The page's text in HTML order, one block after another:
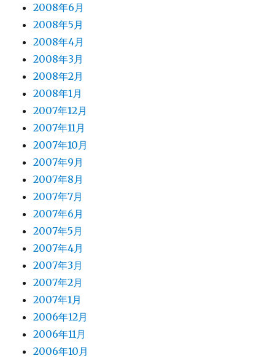
2008年6月
2008年5月
2008年4月
2008年3月
2008年2月
2008年1月
2007年12月
2007年11月
2007年10月
2007年9月
2007年8月
2007年7月
2007年6月
2007年5月
2007年4月
2007年3月
2007年2月
2007年1月
2006年12月
2006年11月
2006年10月